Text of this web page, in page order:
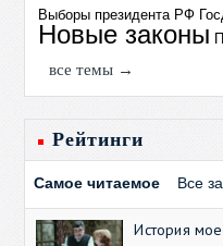
Выборы президента РФ
Новые законы
все темы →
Рейтинги
Самое читаемое Все
История